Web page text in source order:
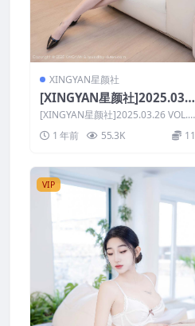
XINGYAN星颜社
[XINGYAN星颜社]2025.03.2
6 VOL.327 星冉
[XINGYAN星颜社]2025.03.26 VOL.3
1 年前 55.3K 11
VIP